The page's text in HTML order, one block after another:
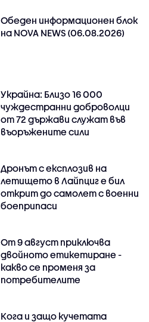
Обеден информационен блок
на NOVA NEWS (06.08.2026)
Украйна: Близо 16 000
чуждестранни доброволци
от 72 държави служат във
въоръжените сили
Дронът с експлозив на
летището в Лайпциг е бил
открит до самолет с военни
боеприпаси
От 9 август приключва
двойното етикетиране -
какво се променя за
потребителите
Кога и защо кучетата